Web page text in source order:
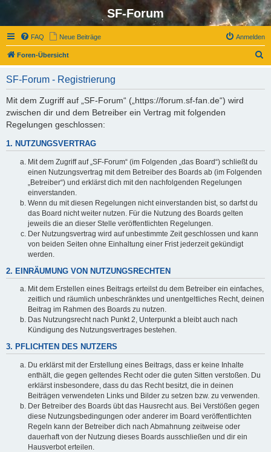
SF-Forum
FAQ Neue Beiträge Anmelden
Foren-Übersicht
SF-Forum - Registrierung
Mit dem Zugriff auf „SF-Forum“ („https://forum.sf-fan.de“) wird
zwischen dir und dem Betreiber ein Vertrag mit folgenden
Regelungen geschlossen:
1. NUTZUNGSVERTRAG
Mit dem Zugriff auf „SF-Forum“ (im Folgenden „das Board“) schließt du
einen Nutzungsvertrag mit dem Betreiber des Boards ab (im Folgenden
„Betreiber“) und erklärst dich mit den nachfolgenden Regelungen
einverstanden.
Wenn du mit diesen Regelungen nicht einverstanden bist, so darfst du
das Board nicht weiter nutzen. Für die Nutzung des Boards gelten
jeweils die an dieser Stelle veröffentlichten Regelungen.
Der Nutzungsvertrag wird auf unbestimmte Zeit geschlossen und kann
von beiden Seiten ohne Einhaltung einer Frist jederzeit gekündigt
werden.
2. EINRÄUMUNG VON NUTZUNGSRECHTEN
Mit dem Erstellen eines Beitrags erteilst du dem Betreiber ein einfaches,
zeitlich und räumlich unbeschränktes und unentgeltliches Recht, deinen
Beitrag im Rahmen des Boards zu nutzen.
Das Nutzungsrecht nach Punkt 2, Unterpunkt a bleibt auch nach
Kündigung des Nutzungsvertrages bestehen.
3. PFLICHTEN DES NUTZERS
Du erklärst mit der Erstellung eines Beitrags, dass er keine Inhalte
enthält, die gegen geltendes Recht oder die guten Sitten verstoßen. Du
erklärst insbesondere, dass du das Recht besitzt, die in deinen
Beiträgen verwendeten Links und Bilder zu setzen bzw. zu verwenden.
Der Betreiber des Boards übt das Hausrecht aus. Bei Verstößen gegen
diese Nutzungsbedingungen oder anderer im Board veröffentlichten
Regeln kann der Betreiber dich nach Abmahnung zeitweise oder
dauerhaft von der Nutzung dieses Boards ausschließen und dir ein
Hausverbot erteilen.